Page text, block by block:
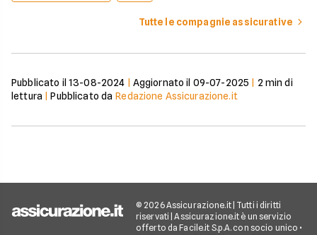
Tutte le compagnie assicurative
Pubblicato il 13-08-2024 Aggiornato il 09-07-2025 2 min di
lettura |Pubblicato da Redazione Assicurazione.it
© 2026 Assicurazione.it | Tutti i diritti
riservati | Assicurazione.it è un servizio
offerto da Facile.it S.p.A. con socio unico •